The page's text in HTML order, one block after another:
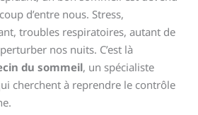
d’entre nous. Stress,
troubles respiratoires, autant de
nos nuits. C’est là
du sommeil, un spécialiste
cherchent à reprendre le contrôle